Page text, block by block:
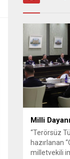
Milli
“Terörsüz
hazırlanan
milletvekili